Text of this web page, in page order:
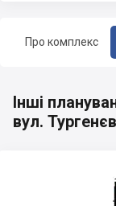
Про комплекс
Інші
вул.